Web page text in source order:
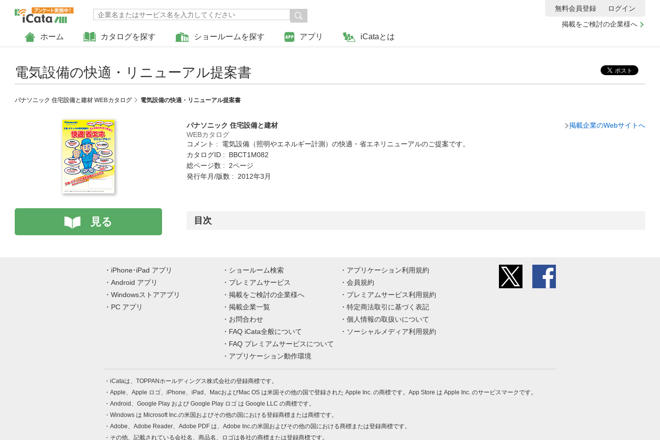
ホーム カタログを探す ショールームを探す アプリ iCataとは
掲載をご検討の企業様へ
無料会員登録 ログイン
電気設備の快適・リニューアル提案書
パナソニック 住宅設備と建材 WEBカタログ 電気設備の快適・リニューアル提案書
見る
パナソニック 住宅設備と建材
WEBカタログ
コメント : 電気設備（照明やエネルギー計測）の快適・省エネリニューアルのご提案です。
カタログID : BBCT1M082
総ページ数 : 2ページ
発行年月/版数 : 2012年3月
掲載企業のWebサイトへ
目次
iPhone･iPad アプリ
Android アプリ
Windowsストアアプリ
PC アプリ
ショールーム検索
プレミアムサービス
掲載をご検討の企業様へ
掲載企業一覧
お問合わせ
FAQ iCata全般について
FAQ プレミアムサービスについて
アプリケーション動作環境
アプリケーション利用規約
会員規約
プレミアムサービス利用規約
特定商法取引に基づく表記
個人情報の取扱いについて
ソーシャルメディア利用規約
iCataは、TOPPANホールディングス株式会社の登録商標です。
Apple、Apple ロゴ、iPhone、iPad、MacおよびMac OS は米国その他の国で登録された Apple Inc. の商標です。App Store は Apple Inc. のサービスマークです。
Android、Google Play および Google Play ロゴ は Google LLC の商標です。
Windows は Microsoft Inc.の米国およびその他の国における登録商標または商標です。
Adobe、Adobe Reader、Adobe PDF は、Adobe Inc.の米国およびその他の国における商標または登録商標です。
その他、記載されている会社名、商品名、ロゴは各社の商標または登録商標です。